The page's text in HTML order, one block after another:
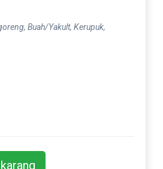
Buah/Yakult, Kerupuk,